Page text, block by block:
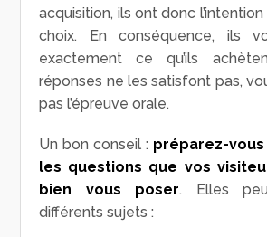
acquisition, ils ont donc
choix. En conséquence, ils
exactement ce qu’ils
réponses ne les satisfont pas,
pas l’épreuve orale.
Un bon conseil : préparez-
les questions que vos
bien vous poser. Elles
différents sujets :